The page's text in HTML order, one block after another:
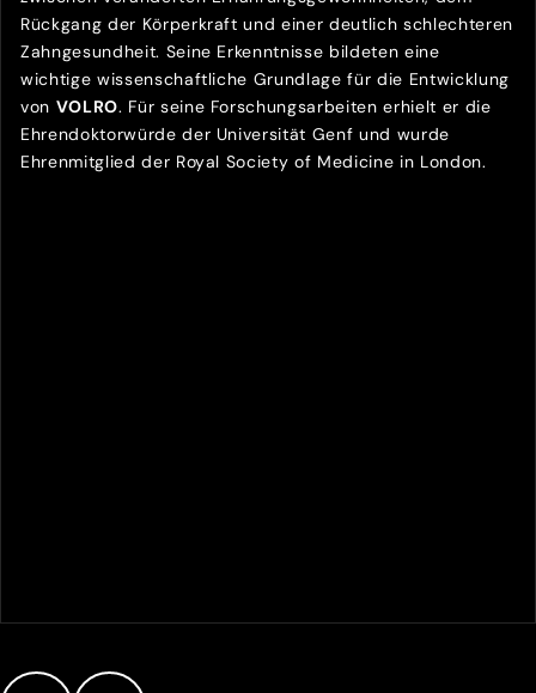
Rückgang der Körperkraft und einer deutlich schlechteren
Zahngesundheit. Seine Erkenntnisse bildeten eine
wichtige wissenschaftliche Grundlage für die Entwicklung
von VOLRO. Für seine Forschungsarbeiten erhielt er die
Ehrendoktorwürde der Universität Genf und wurde
Ehrenmitglied der Royal Society of Medicine in London.